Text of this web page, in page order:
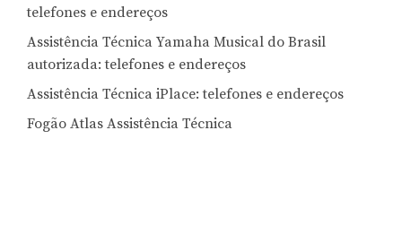
telefones e endereços
Assistência Técnica Yamaha Musical do Brasil
autorizada: telefones e endereços
Assistência Técnica iPlace: telefones e endereços
Fogão Atlas Assistência Técnica